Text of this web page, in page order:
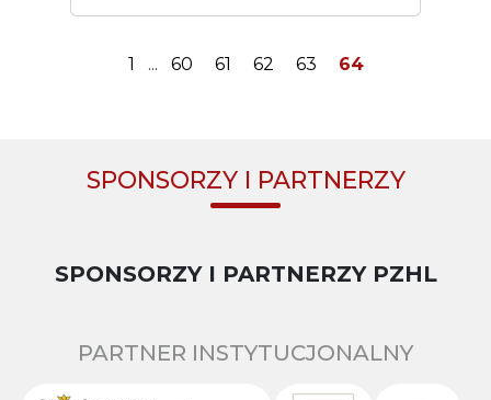
1 ... 60 61 62 63 64
SPONSORZY I PARTNERZY
SPONSORZY I PARTNERZY PZHL
PARTNER INSTYTUCJONALNY